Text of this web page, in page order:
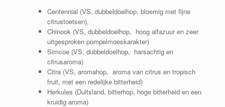
Centennial (VS, dubbeldoelhop, bloemig met fijne
citrustoetsen),
Chinook (VS, dubbeldoelhop, hoog alfazuur en zeer
uitgesproken pompelmoeskarakter)
Simcoe (VS, dubbeldoelhop, harsachtig en
citrusaroma)
Citra (VS, aromahop, aroma van citrus en tropisch
fruit, met een redelijke bitterheid)
Herkules (Duitsland, bitterhop, hoge bitterheid en een
kruidig aroma)